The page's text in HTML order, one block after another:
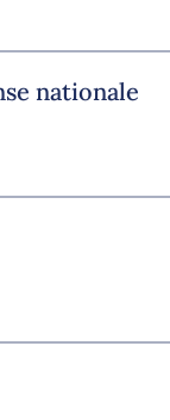
nationale